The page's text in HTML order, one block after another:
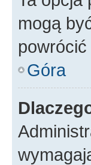
mogą
Góra